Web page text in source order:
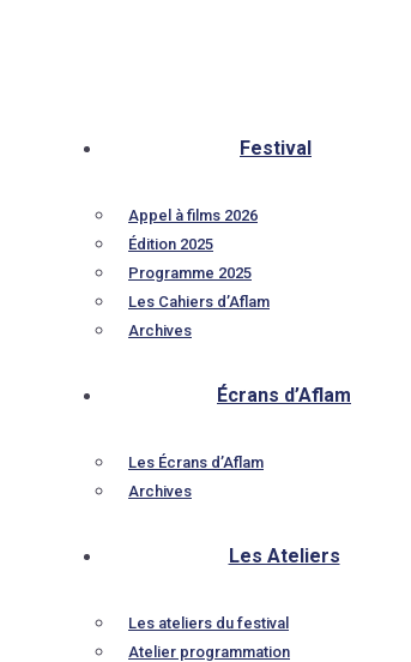
Festival
Appel à films 2026
Édition 2025
Programme 2025
Les Cahiers d’Aflam
Archives
Écrans d’Aflam
Les Écrans d’Aflam
Archives
Les Ateliers
Les ateliers du festival
Atelier programmation